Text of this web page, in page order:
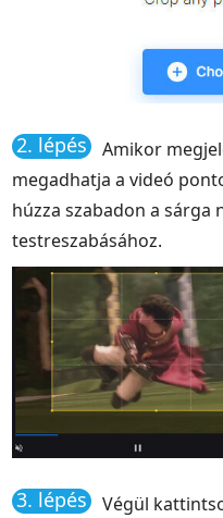
2. lépés
Amikor
megadhatja a videó
húzza szabadon a sárga
testreszabásához.
3. lépés Végül